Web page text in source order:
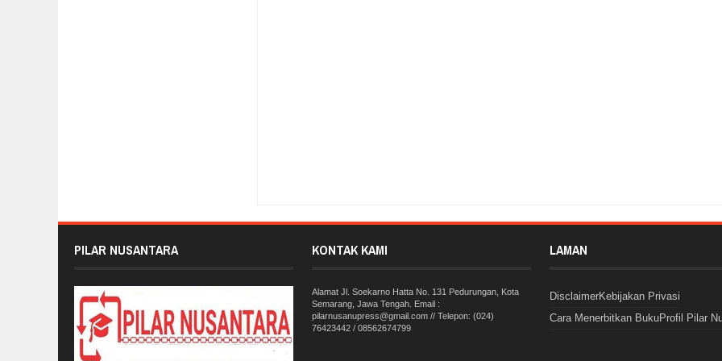
PILAR NUSANTARA KONTAK KAMI
Alamat Jl. Soekarno Hatta No. 131 Pedurungan, Kota
Semarang, Jawa Tengah. Email :
pilarnusanupress@gmail.com // Telepon: (024)
76423442 / 08562674799
LAMAN
DisclaimerKebijakan Privasi
Cara Menerbitkan BukuProfil Pilar